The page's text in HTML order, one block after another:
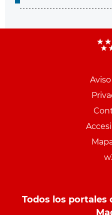
Aviso
Todos los portales